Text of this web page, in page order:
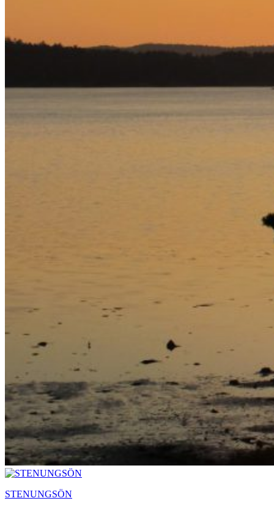
STENUNGSÖN